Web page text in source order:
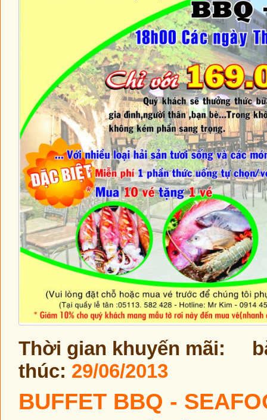
Thời gian khuyến mãi:
thúc: 29/06/2013
BUFFET BBQ -